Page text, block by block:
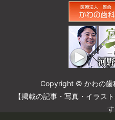
Copyright © かわの歯
【掲載の記事・写真・イラス
す